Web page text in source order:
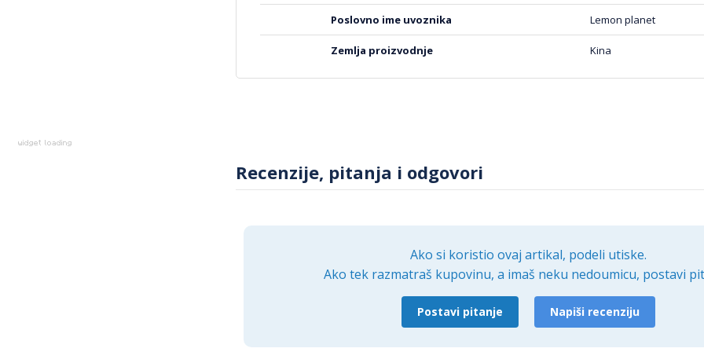
dizajn doprinosi estetskoj privlačnosti svakog enterijera. Investirajte u kvalitet
svakodnevnim trenucima sa stilom.
poslovno ime uvoznika Lemon planet
zemlja proizvodnje Kina
Recenzije, pitanja i odgovori
Ako si koristio ovaj artikal, podeli utiske.
Ako tek razmatraš kupovinu, a imaš neku nedoumicu, postavi
Postavi pitanje Napiši recenziju